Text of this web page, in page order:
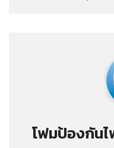
โฟมป้องกันไ